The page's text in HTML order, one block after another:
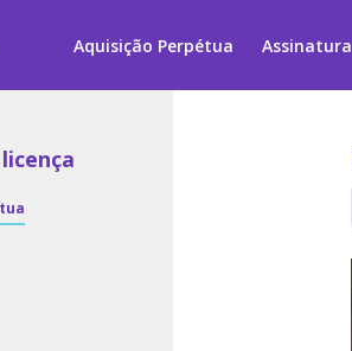
Aquisição Perpétua Assinatura